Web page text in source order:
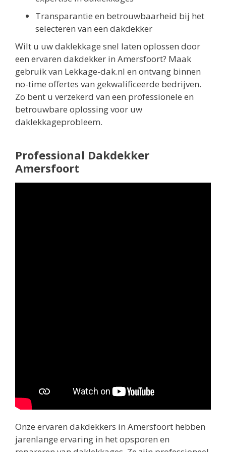
Transparantie en betrouwbaarheid bij het
selecteren van een dakdekker
Wilt u uw daklekkage snel laten oplossen door
een ervaren dakdekker in Amersfoort? Maak
gebruik van Lekkage-dak.nl en ontvang binnen
no-time offertes van gekwalificeerde bedrijven.
Zo bent u verzekerd van een professionele en
betrouwbare oplossing voor uw
daklekkageprobleem.
Professional Dakdekker
Amersfoort
Onze ervaren dakdekkers in Amersfoort hebben
jarenlange ervaring in het opsporen en